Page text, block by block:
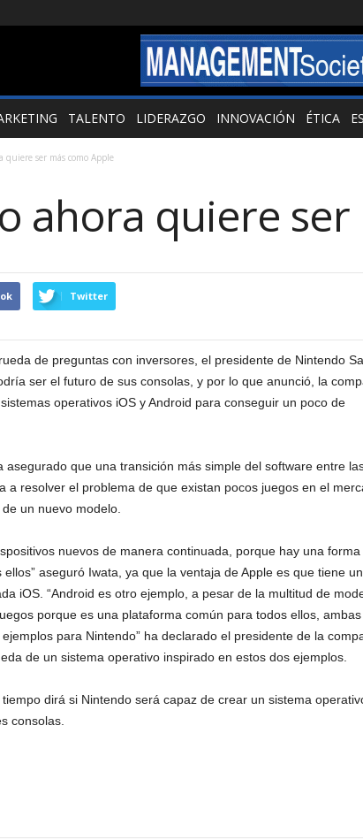
TALENTO LIDERAZGO INNOVACIÓN ÉTICA
quiere ser más como Apple
ahora quiere ser
Twitter
de preguntas con inversores, el presidente de Nintendo
ser el futuro de sus consolas, y por lo que anunció, la
operativos iOS y Android para conseguir un poco de
asegurado que una transición más simple del software entre
a resolver el problema de que existan pocos juegos en el
un nuevo modelo.
nuevos de manera continuada, porque hay una forma
aseguró Iwata, ya que la ventaja de Apple es que tiene
iOS. “Android es otro ejemplo, a pesar de la multitud de
porque es una plataforma común para todos ellos, ambas
para Nintendo” ha declarado el presidente de la
de un sistema operativo inspirado en estos dos ejemplos.
dirá si Nintendo será capaz de crear un sistema
consolas.